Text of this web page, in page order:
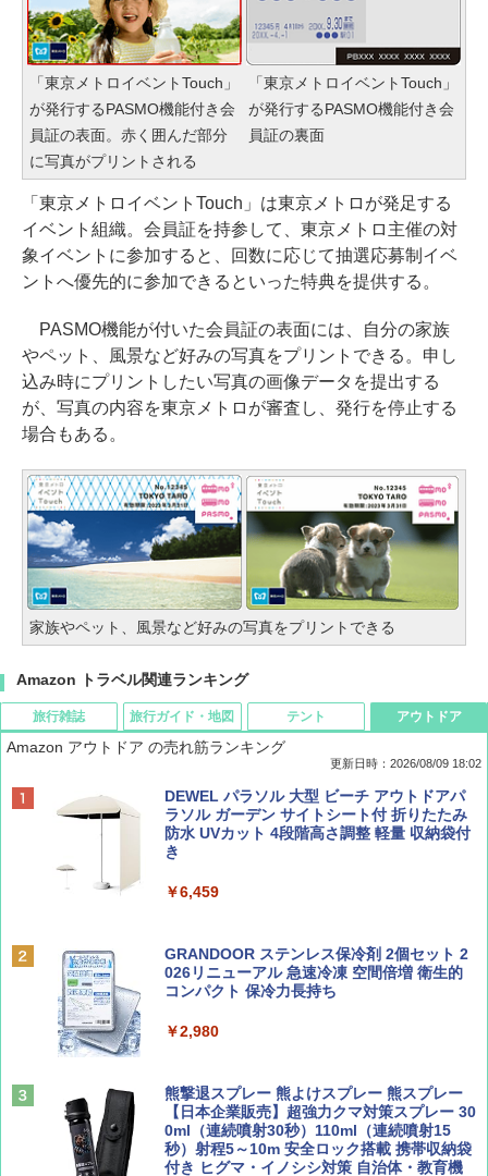
「東京メトロイベントTouch」
が発行するPASMO機能付き会
員証の表面。赤く囲んだ部分
に写真がプリントされる
「東京メトロイベントTouch」
が発行するPASMO機能付き会
員証の裏面
「東京メトロイベントTouch」は東京メトロが発足する
イベント組織。会員証を持参して、東京メトロ主催の対
象イベントに参加すると、回数に応じて抽選応募制イベ
ントへ優先的に参加できるといった特典を提供する。
PASMO機能が付いた会員証の表面には、自分の家族
やペット、風景など好みの写真をプリントできる。申し
込み時にプリントしたい写真の画像データを提出する
が、写真の内容を東京メトロが審査し、発行を停止する
場合もある。
家族やペット、風景など好みの写真をプリントできる
Amazon トラベル関連ランキング
旅行雑誌
BE-PAL(ビ-パル) 2026年 9 月号【特別付録:
SOTO ミニマル"旅"財布 ランダム2種】
￥1,500
誌] (ＤＩＳＮＥＹ ＦＡＮ)
￥713
￥1,540
旅行ガイド・地図
地球の歩き方 スター・ウォーズ
￥2,695
力的な町 2026～2027 地球の歩き方D アジア
￥2,079
球の歩き方A ヨーロッパ
￥2,479
テント
[キャンパーズコレクション 山善] ポップアッ
プテント 傘みたいに広げて畳める パッとサ
ッとサンシェード キューブ フルクローズ メ
ッシュ 簡単設置 ワンタッチテント キャンプ
PYKES PEAK (パイクスピーク) 着替えテン
ト プライバシー テント 【中が透けない】 1
ーチ ピクニック ポップアップテント 携帯 簡
￥4,836
ENDLESS BASE 《めざましテレビで紹介》
テント ワンタッチ RENEW 幅200 2-3人用 43
アウトドア
Amazon アウトドア の売れ筋ランキング
更新日時：2026/08/09 18:02
DEWEL パラソル 大型 ビーチ アウトドアパ
ラソル ガーデン サイトシート付 折りたたみ
防水 UVカット 4段階高さ調整 軽量 収納袋付
き
￥6,459
GRANDOOR ステンレス保冷剤 2個セット 2
026リニューアル 急速冷凍 空間倍増 衛生的
コンパクト 保冷力長持ち
￥2,980
熊撃退スプレー 熊よけスプレー 熊スプレー
【日本企業販売】超強力クマ対策スプレー 30
0ml（連続噴射30秒）110ml（連続噴射15
秒）射程5～10m 安全ロック搭載 携帯収納袋
付き ヒグマ・イノシシ対策 自治体・教育機